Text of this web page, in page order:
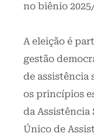
no biênio
A eleição é
gestão
de assistência
os princípios
da Assistência
Único de